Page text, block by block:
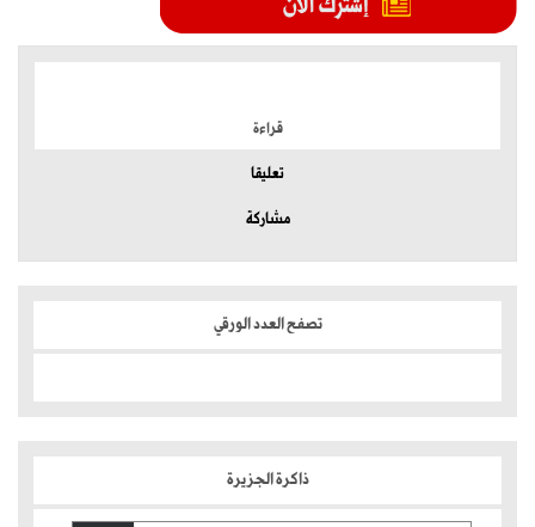
قراءة
تعليقا
مشاركة
تصفح العدد الورقي
ذاكرة الجزيرة